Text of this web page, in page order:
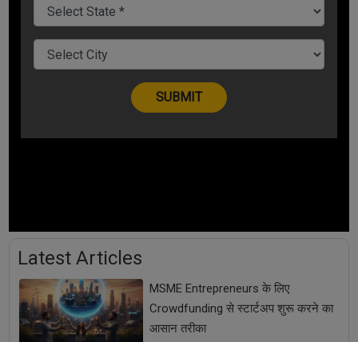
Latest Articles
MSME Entrepreneurs के लिए
Crowdfunding से स्टार्टअप शुरू करने का
आसान तरीका